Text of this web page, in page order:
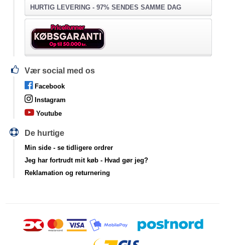
HURTIG LEVERING - 97% SENDES SAMME DAG
Vær social med os
Facebook
Instagram
Youtube
De hurtige
Min side - se tidligere ordrer
Jeg har fortrudt mit køb - Hvad gør jeg?
Reklamation og returnering